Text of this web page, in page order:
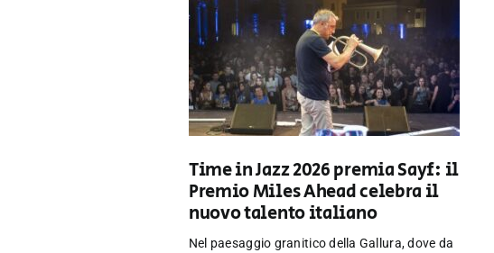
Time in Jazz 2026 premia Sayf: il
Premio Miles Ahead celebra il
nuovo talento italiano
Nel paesaggio granitico della Gallura, dove da